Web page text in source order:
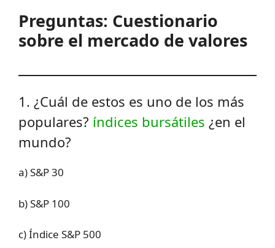
Preguntas: Cuestionario
sobre el mercado de valores
1. ¿Cuál de estos es uno de los más
populares? índices bursátiles ¿en el
mundo?
a) S&P 30
b) S&P 100
c) Índice S&P 500